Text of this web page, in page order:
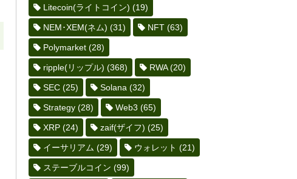
Litecoin(ライトコイン) (19)
NEM･XEM(ネム) (31) NFT (63)
Polymarket (28)
ripple(リップル) (368) RWA(20)
SEC (25) Solana (32)
Strategy (28) Web3 (65)
XRP (24) zaif(ザイフ) (25)
イーサリアム (29) ウォレット (21)
ステーブルコイン (99)